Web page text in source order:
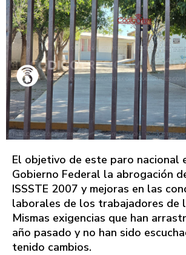
El objetivo de este paro nacional
Gobierno Federal la abrogación
ISSSTE 2007 y mejoras en las
laborales de los trabajadores de
Mismas exigencias que han
año pasado y no han sido
tenido cambios.